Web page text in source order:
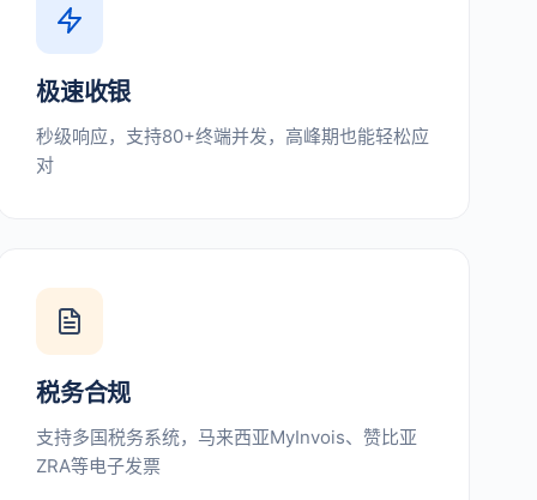
极速收银
秒级响应，支持80+终端并发，高峰期也能轻松应
对
税务合规
支持多国税务系统，马来西亚MyInvois、赞比亚
ZRA等电子发票